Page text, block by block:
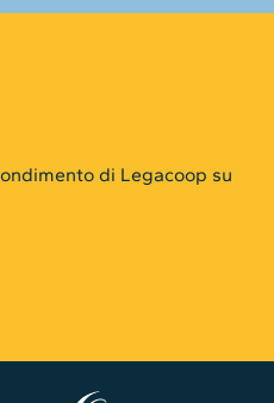
di Legacoop su